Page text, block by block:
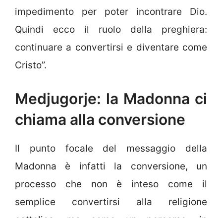
impedimento per poter incontrare Dio.
Quindi ecco il ruolo della preghiera:
continuare a convertirsi e diventare come
Cristo”.
Medjugorje: la Madonna ci
chiama alla conversione
Il punto focale del messaggio della
Madonna è infatti la conversione, un
processo che non è inteso come il
semplice convertirsi alla religione